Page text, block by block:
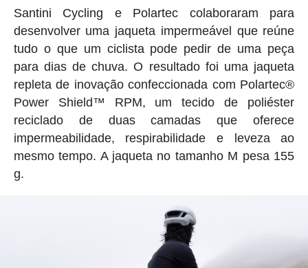
Santini Cycling e Polartec colaboraram para
desenvolver uma jaqueta impermeável que reúne
tudo o que um ciclista pode pedir de uma peça
para dias de chuva. O resultado foi uma jaqueta
repleta de inovação confeccionada com Polartec®
Power Shield™ RPM, um tecido de poliéster
reciclado de duas camadas que oferece
impermeabilidade, respirabilidade e leveza ao
mesmo tempo. A jaqueta no tamanho M pesa 155
g.